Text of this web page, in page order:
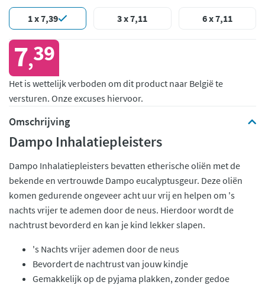
1 x 7,39 3 x 7,11 6 x 7,11
7,39
Het is wettelijk verboden om dit product naar België te
versturen. Onze excuses hiervoor.
Omschrijving
Dampo Inhalatiepleisters
Dampo Inhalatiepleisters bevatten etherische oliën met de
bekende en vertrouwde Dampo eucalyptusgeur. Deze oliën
komen gedurende ongeveer acht uur vrij en helpen om 's
nachts vrijer te ademen door de neus. Hierdoor wordt de
nachtrust bevorderd en kan je kind lekker slapen.
's Nachts vrijer ademen door de neus
Bevordert de nachtrust van jouw kindje
Gemakkelijk op de pyjama plakken, zonder gedoe